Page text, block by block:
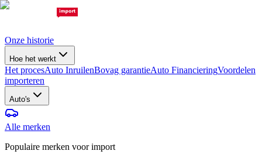
Onze historie
Hoe het werkt
Het procesAuto InruilenBovag garantieAuto FinancieringVoordelen
importeren
Auto's
Alle merken
Populaire merken voor import